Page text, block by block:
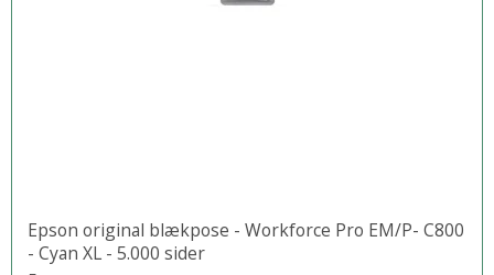
Epson original blækpose - Workforce Pro EM/P- C800
- Cyan XL - 5.000 sider